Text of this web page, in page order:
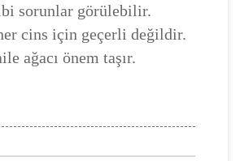
sorunlar görülebilir.
cins için geçerli değildir.
ağacı önem taşır.